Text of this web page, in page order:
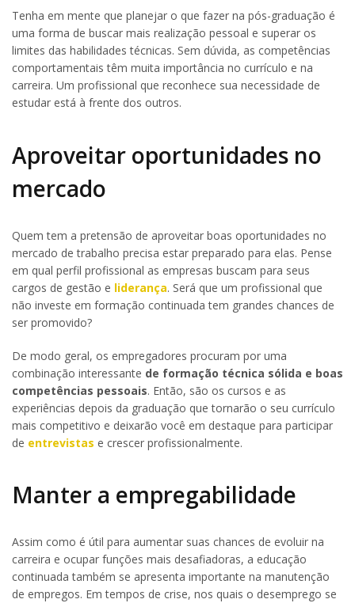
Tenha em mente que planejar o que fazer na pós-graduação é
uma forma de buscar mais realização pessoal e superar os
limites das habilidades técnicas. Sem dúvida, as competências
comportamentais têm muita importância no currículo e na
carreira. Um profissional que reconhece sua necessidade de
estudar está à frente dos outros.
Aproveitar oportunidades no
mercado
Quem tem a pretensão de aproveitar boas oportunidades no
mercado de trabalho precisa estar preparado para elas. Pense
em qual perfil profissional as empresas buscam para seus
cargos de gestão e liderança. Será que um profissional que
não investe em formação continuada tem grandes chances de
ser promovido?
De modo geral, os empregadores procuram por uma
combinação interessante de formação técnica sólida e boas
competências pessoais. Então, são os cursos e as
experiências depois da graduação que tornarão o seu currículo
mais competitivo e deixarão você em destaque para participar
de entrevistas e crescer profissionalmente.
Manter a empregabilidade
Assim como é útil para aumentar suas chances de evoluir na
carreira e ocupar funções mais desafiadoras, a educação
continuada também se apresenta importante na manutenção
de empregos. Em tempos de crise, nos quais o desemprego se